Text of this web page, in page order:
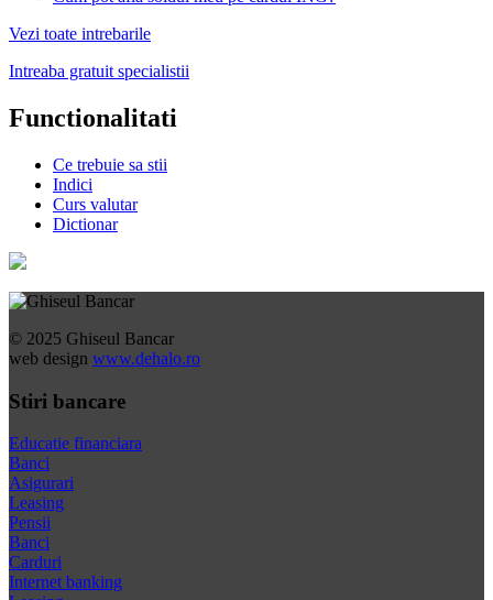
Vezi toate intrebarile
Intreaba gratuit specialistii
Functionalitati
Ce trebuie sa stii
Indici
Curs valutar
Dictionar
© 2025 Ghiseul Bancar
web design www.dehalo.ro
Stiri bancare
Educatie financiara
Banci
Asigurari
Leasing
Pensii
Banci
Carduri
Internet banking